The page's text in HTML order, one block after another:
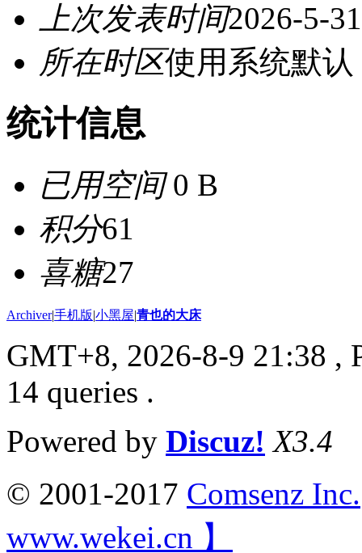
上次发表时间2026-5-
所在时区使用系统默认
统计信息
已用空间0 B
积分61
喜糖27
Archiver|手机版|小黑屋|青也的大床
GMT+8, 2026-8-9 21:38 ,
14 queries .
Powered by Discuz! X3.4
© 2001-2017 Comsenz Inc.
www.wekei.cn 】